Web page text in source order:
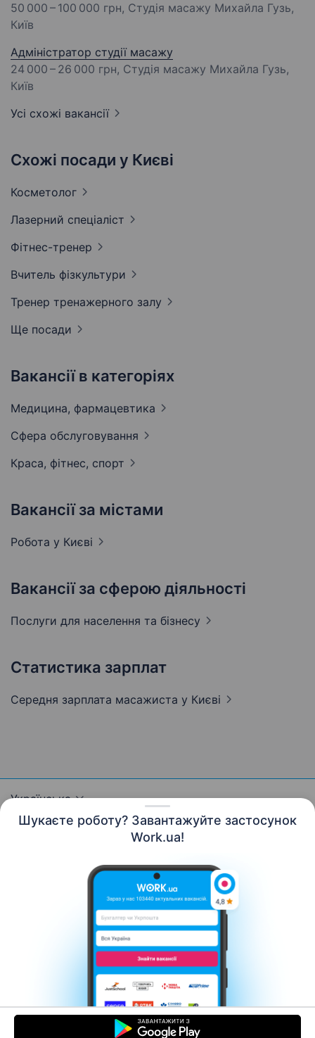
Шукаєте роботу? Завантажуйте застосунок
Work.ua!
50 000 – 100 000 грн, Студія масажу Михайла Гузь,
Київ
Адміністратор студії масажу
24 000 – 26 000 грн, Студія масажу Михайла Гузь,
Київ
Усі схожі вакансії
Схожі посади у Києві
Косметолог
Лазерний спеціаліст
Фітнес-тренер
Вчитель фізкультури
Тренер тренажерного залу
Ще посади
Вакансії в категоріях
Медицина, фармацевтика
Сфера обслуговування
Краса, фітнес, спорт
Вакансії за містами
Робота у Києві
Вакансії за сферою діяльності
Послуги для населення та бізнесу
Статистика зарплат
Середня зарплата масажиста у Києві
Українська
Контакти Про нас
Кар’єра
Новини Work.ua
Допомога Умови використання
Роботодавцю
© 2006–2026 Work.ua. Сервіс пошуку роботи №1 в